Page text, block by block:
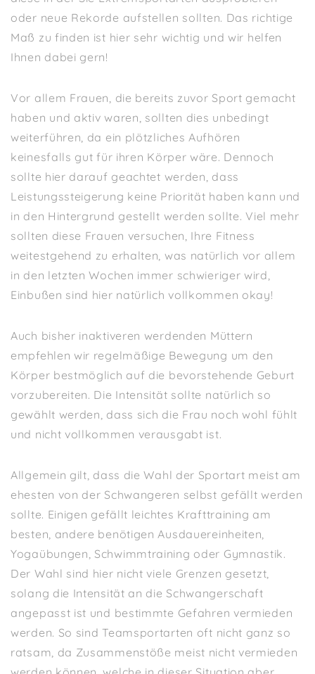
oder neue Rekorde aufstellen sollten. Das richtige
Maß zu finden ist hier sehr wichtig und wir helfen
Ihnen dabei gern!
Vor allem Frauen, die bereits zuvor Sport gemacht
haben und aktiv waren, sollten dies unbedingt
weiterführen, da ein plötzliches Aufhören
keinesfalls gut für ihren Körper wäre. Dennoch
sollte hier darauf geachtet werden, dass
Leistungssteigerung keine Priorität haben kann und
in den Hintergrund gestellt werden sollte. Viel mehr
sollten diese Frauen versuchen, Ihre Fitness
weitestgehend zu erhalten, was natürlich vor allem
in den letzten Wochen immer schwieriger wird,
Einbußen sind hier natürlich vollkommen okay!
Auch bisher inaktiveren werdenden Müttern
empfehlen wir regelmäßige Bewegung um den
Körper bestmöglich auf die bevorstehende Geburt
vorzubereiten. Die Intensität sollte natürlich so
gewählt werden, dass sich die Frau noch wohl fühlt
und nicht vollkommen verausgabt ist.
Allgemein gilt, dass die Wahl der Sportart meist am
ehesten von der Schwangeren selbst gefällt werden
sollte. Einigen gefällt leichtes Krafttraining am
besten, andere benötigen Ausdauereinheiten,
Yogaübungen, Schwimmtraining oder Gymnastik.
Der Wahl sind hier nicht viele Grenzen gesetzt,
solang die Intensität an die Schwangerschaft
angepasst ist und bestimmte Gefahren vermieden
werden. So sind Teamsportarten oft nicht ganz so
ratsam, da Zusammenstöße meist nicht vermieden